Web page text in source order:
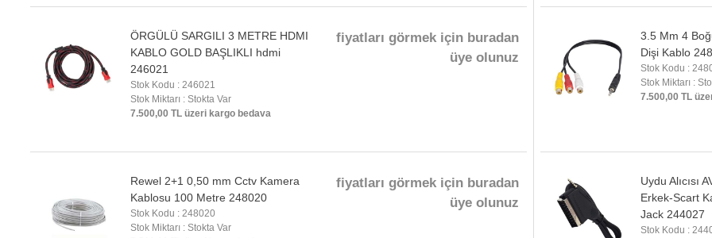
ÖRGÜLÜ SARGILI 3 METRE HDMI
KABLO GOLD BAŞLIKLI hdmi
246021
Stok Kodu : 246021
Stok Miktarı : Stokta Var
7.500,00 TL üzeri kargo bedava
fiyatları görmek için buradan
üye olunuz
3.5 Mm 4
Dişi Kablo
Stok Kodu :
Stok Miktarı :
7.500,00 TL
Rewel 2+1 0,50 mm Cctv Kamera
Kablosu 100 Metre 248020
Stok Kodu : 248020
Stok Miktarı : Stokta Var
fiyatları görmek için buradan
üye olunuz
Uydu Alıcısı
Erkek-Scart
Jack 244027
Stok Kodu :